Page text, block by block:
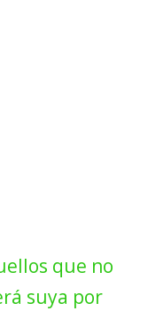
que no
suya por